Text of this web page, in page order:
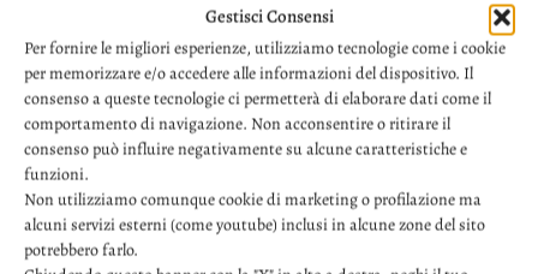
Gestisci Consensi
Per fornire le migliori esperienze, utilizziamo tecnologie come i cookie
per memorizzare e/o accedere alle informazioni del dispositivo. Il
consenso a queste tecnologie ci permetterà di elaborare dati come il
comportamento di navigazione. Non acconsentire o ritirare il
consenso può influire negativamente su alcune caratteristiche e
funzioni.
Non utilizziamo comunque cookie di marketing o profilazione ma
alcuni servizi esterni (come youtube) inclusi in alcune zone del sito
potrebbero farlo.
Nel gruppo dei grandi, le voci si
allargano: si parlerà sempre del tema
dell'anno, ma al nostro tavolo saranno
invitati degli ospiti. Professionisti,
studiosi, filosofi, artisti, che
intrecceranno il loro pensiero a quello
della letteratura, della musica, dell’arte,
per portare la riflessione sempre più